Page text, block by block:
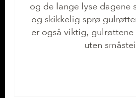
og de lange lyse dagene
og skikkelig sprø
er også viktig,
uten